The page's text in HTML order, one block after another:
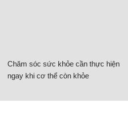
Chăm sóc sức khỏe cần thực hiện
ngay khi cơ thể còn khỏe